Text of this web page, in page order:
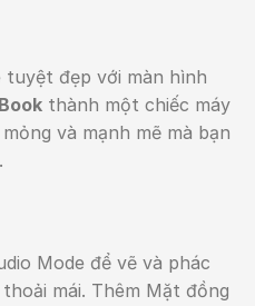
tuyệt đẹp với màn hình
thành một chiếc máy
và mạnh mẽ mà bạn
Mode để vẽ và phác
mái. Thêm Mặt đồng